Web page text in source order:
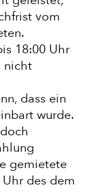
vom
18:00 Uhr
nicht
dass ein
wurde.
gemietete
des dem